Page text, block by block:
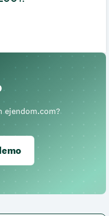
ejendom.com?